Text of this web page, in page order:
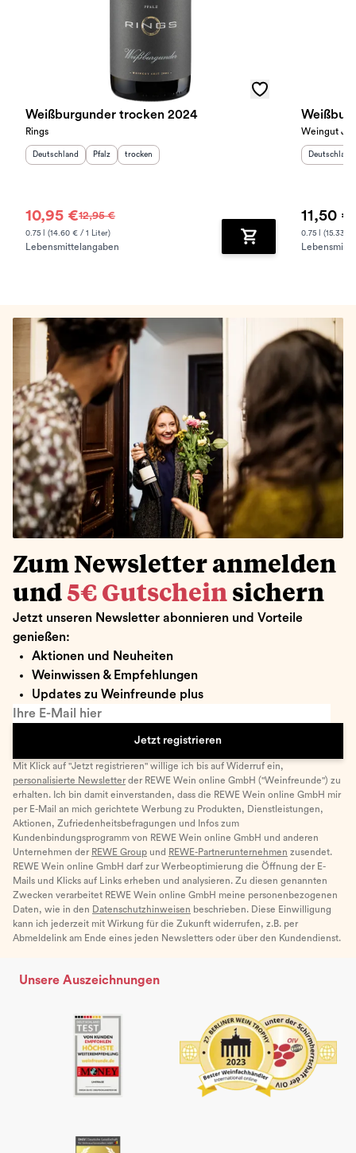
Weißburgunder trocken 2024
Rings
Herkunftsland
Deutschland Herkunftsregion
Pfalz Geschmack
trocken
10,95 €12,95 €
0.75 l (14.60 € / 1 Liter)
Lebensmittelangaben Zum Warenkorb
Weingut
Deutschland
11,50 €
0.75 l (15.33 €
Zum Newsletter anmelden
und 5€ Gutschein sichern
Jetzt unseren Newsletter abonnieren und Vorteile
genießen:
Aktionen und Neuheiten
Weinwissen & Empfehlungen
Updates zu Weinfreunde plus
Ihre E-Mail hier
Jetzt registrieren
Mit Klick auf "Jetzt registrieren" willige ich bis auf Widerruf ein,
personalisierte Newsletter der REWE Wein online GmbH ("Weinfreunde") zu
erhalten. Ich bin damit einverstanden, dass die REWE Wein online GmbH mir
per E-Mail an mich gerichtete Werbung zu Produkten, Dienstleistungen,
Aktionen, Zufriedenheitsbefragungen und Infos zum
Kundenbindungsprogramm von REWE Wein online GmbH und anderen
Unternehmen der REWE Group und REWE-Partnerunternehmen zusendet.
REWE Wein online GmbH darf zur Werbeoptimierung die Öffnung der E-
Mails und Klicks auf Links erheben und analysieren. Zu diesen genannten
Zwecken verarbeitet REWE Wein online GmbH meine personenbezogenen
Daten, wie in den Datenschutzhinweisen beschrieben. Diese Einwilligung
kann ich jederzeit mit Wirkung für die Zukunft widerrufen, z.B. per
Abmeldelink am Ende eines jeden Newsletters oder über den Kundendienst.
Unsere Auszeichnungen